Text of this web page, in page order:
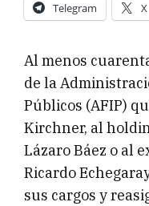
Telegram X
Al menos
de la
Públicos (AFIP)
Kirchner, al
Lázaro Báez o al
Ricardo
sus cargos y